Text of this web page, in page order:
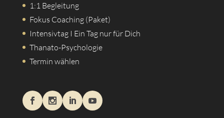
1:1 Begleitung
Fokus Coaching (Paket)
Intensivtag I Ein Tag nur für Dich
Thanato-Psychologie
Termin wählen